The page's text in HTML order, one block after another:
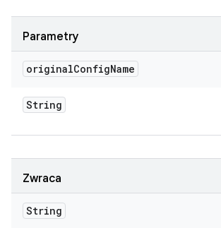
Parametry
originalConfigName
String
Zwraca
String